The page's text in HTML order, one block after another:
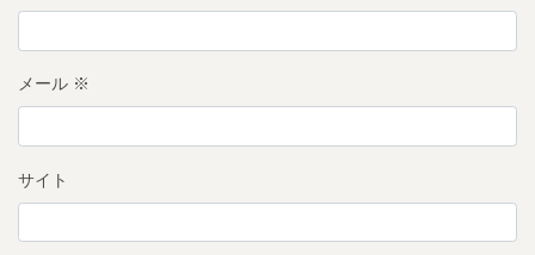
メール ※
サイト